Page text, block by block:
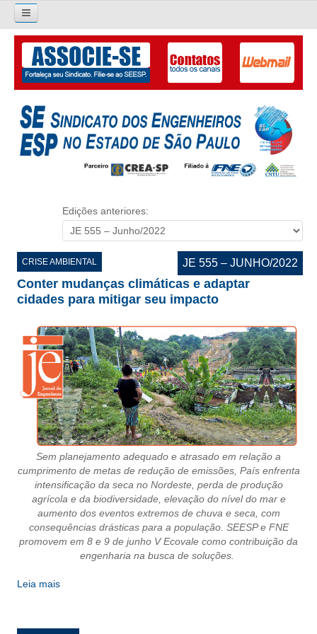
Pesquisar...
O SINDICATO
APRESENTAÇÃO
PALAVRA DO PRESIDENTE
LIVRO GESTÃO 2026-2029
SUBSEDES SINDICAIS
GALERIA EX-PRESIDENTES
CRESCE BRASIL
CONSELHO TECNOLÓGICO
HISTÓRICO E ATUAÇÃO
COMPOSIÇÃO
CONSELHOS ASSESSORES
PERSONALIDADES DA TECNOLOGIA
NÚCLEO DA MULHER ENGENHEIRA
TRANSPARÊNCIA
ACORDOS, CONVENÇÕES E DISSÍDIOS
Edições anteriores:
JE 555 – JUNHO/2022
CRISE AMBIENTAL
Conter mudanças climáticas e adaptar
cidades para mitigar seu impacto
Sem planejamento adequado e atrasado em relação a
cumprimento de metas de redução de emissões, País enfrenta
intensificação da seca no Nordeste, perda de produção
agrícola e da biodiversidade, elevação do nível do mar e
aumento dos eventos extremos de chuva e seca, com
consequências drásticas para a população. SEESP e FNE
promovem em 8 e 9 de junho V Ecovale como contribuição da
engenharia na busca de soluções.
Leia mais